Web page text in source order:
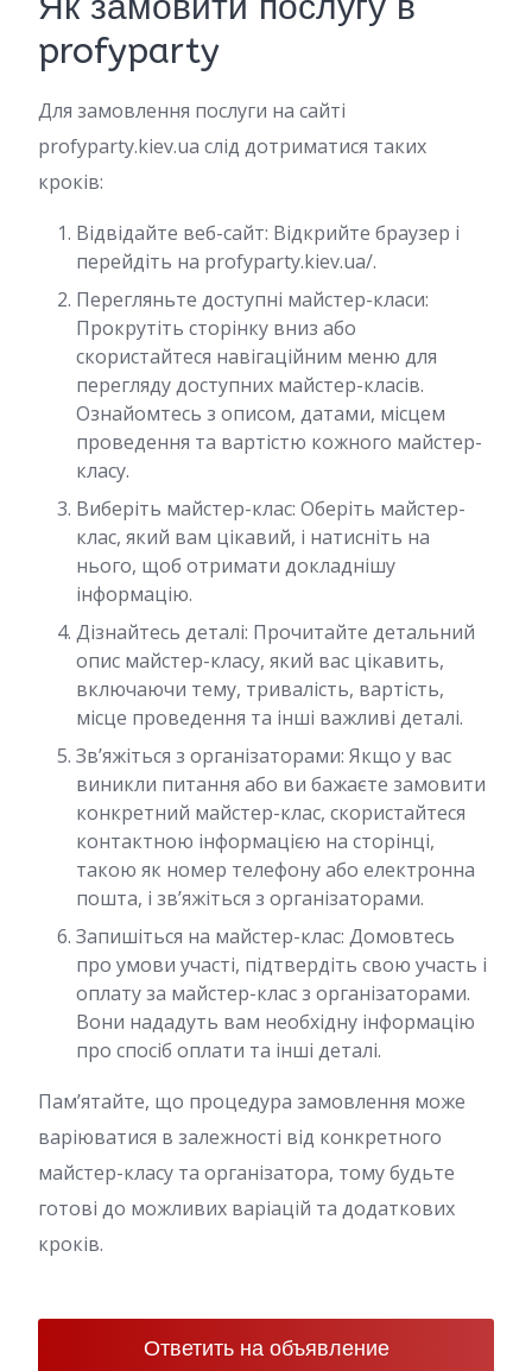
profyparty
Для замовлення послуги на сайті
profyparty.kiev.ua слід дотриматися таких
кроків:
Відвідайте веб-сайт: Відкрийте браузер і
перейдіть на profyparty.kiev.ua/.
Перегляньте доступні майстер-класи:
Прокрутіть сторінку вниз або
скористайтеся навігаційним меню для
перегляду доступних майстер-класів.
Ознайомтесь з описом, датами, місцем
проведення та вартістю кожного майстер-
класу.
Виберіть майстер-клас: Оберіть майстер-
клас, який вам цікавий, і натисніть на
нього, щоб отримати докладнішу
інформацію.
Дізнайтесь деталі: Прочитайте детальний
опис майстер-класу, який вас цікавить,
включаючи тему, тривалість, вартість,
місце проведення та інші важливі деталі.
Зв’яжіться з організаторами: Якщо у вас
виникли питання або ви бажаєте замовити
конкретний майстер-клас, скористайтеся
контактною інформацією на сторінці,
такою як номер телефону або електронна
пошта, і зв’яжіться з організаторами.
Запишіться на майстер-клас: Домовтесь
про умови участі, підтвердіть свою участь і
оплату за майстер-клас з організаторами.
Вони нададуть вам необхідну інформацію
про спосіб оплати та інші деталі.
Пам’ятайте, що процедура замовлення може
варіюватися в залежності від конкретного
майстер-класу та організатора, тому будьте
готові до можливих варіацій та додаткових
кроків.
Ответить на объявление